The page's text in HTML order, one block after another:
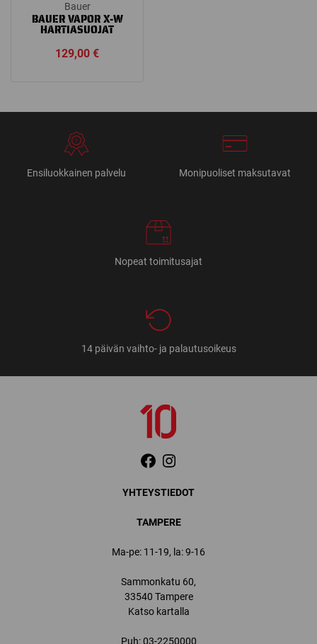
Bauer
BAUER VAPOR X-W
HARTIASUOJAT
129,00€
Ensiluokkainen palvelu Monipuoliset maksutavat
Nopeat toimitusajat
14 päivän vaihto- ja palautusoikeus
YHTEYSTIEDOT
TAMPERE
Ma-pe: 11-19, la: 9-16
Sammonkatu 60,
33540 Tampere
Katso kartalla
Puh:03-2250000